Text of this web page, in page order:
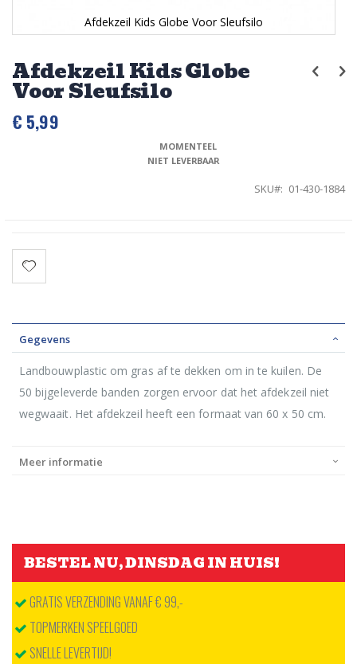
Afdekzeil Kids Globe
Voor Sleufsilo
€ 5,99
MOMENTEEL
NIET LEVERBAAR
SKU 01-430-1884
Afdekzeil Kids Globe Voor Sleufsilo
het
begin
van
de
afbeeldingen-
Gegevens
Landbouwplastic om gras af te dekken om in te kuilen. De
50 bijgeleverde banden zorgen ervoor dat het afdekzeil niet
wegwaait. Het afdekzeil heeft een formaat van 60 x 50 cm.
Meer informatie
BESTEL NU, DINSDAG IN HUIS!
GRATIS VERZENDING VANAF € 99,-
TOPMERKEN SPEELGOED
SNELLE LEVERTIJD!